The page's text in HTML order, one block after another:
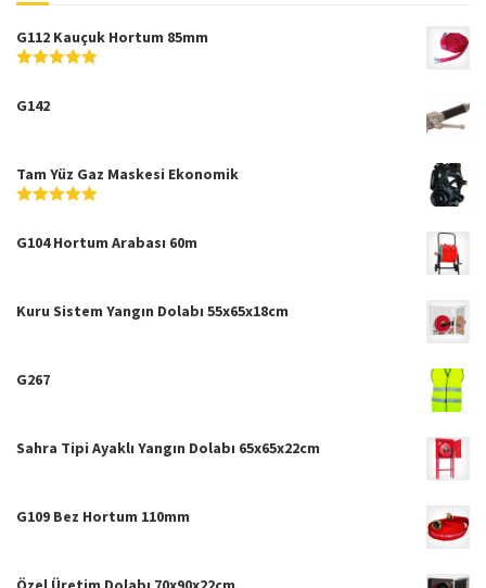
G112 Kauçuk Hortum 85mm
G142
Tam Yüz Gaz Maskesi Ekonomik
G104 Hortum Arabası 60m
Kuru Sistem Yangın Dolabı 55x65x18cm
G267
Sahra Tipi Ayaklı Yangın Dolabı 65x65x22cm
G109 Bez Hortum 110mm